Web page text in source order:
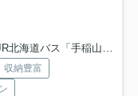
山口団地６号棟前」 停歩3分
収納豊富